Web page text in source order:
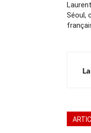
Séoul,